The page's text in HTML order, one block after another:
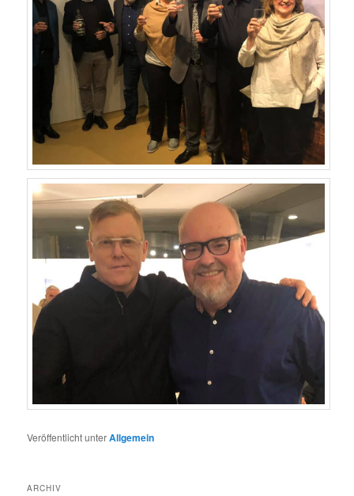
Veröffentlicht unterAllgemein
ARCHIV